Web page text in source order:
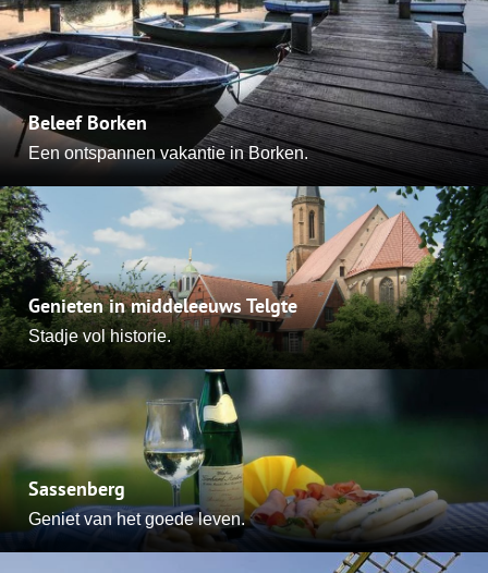
Beleef Borken
Een ontspannen vakantie in Borken.
Genieten in middeleeuws Telgte
Stadje vol historie.
Sassenberg
Geniet van het goede leven.